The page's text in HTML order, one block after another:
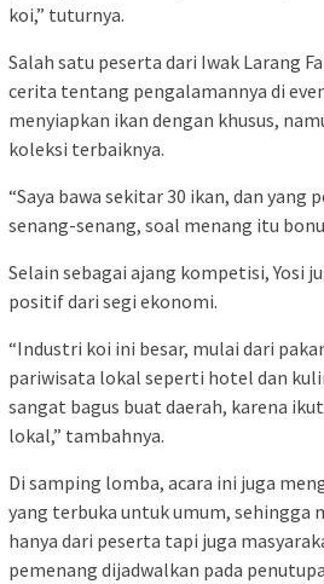
koi,” tuturnya.
Salah satu peserta dari Iwak Larang
cerita tentang pengalamannya di
menyiapkan ikan dengan khusus,
koleksi terbaiknya.
“Saya bawa sekitar 30 ikan, dan
senang-senang, soal menang itu
Selain sebagai ajang kompetisi, Yosi
positif dari segi ekonomi.
“Industri koi ini besar, mulai dari
pariwisata lokal seperti hotel dan
sangat bagus buat daerah, karena
lokal,” tambahnya.
Di samping lomba, acara ini juga
yang terbuka untuk umum, sehingga
hanya dari peserta tapi juga
pemenang dijadwalkan pada